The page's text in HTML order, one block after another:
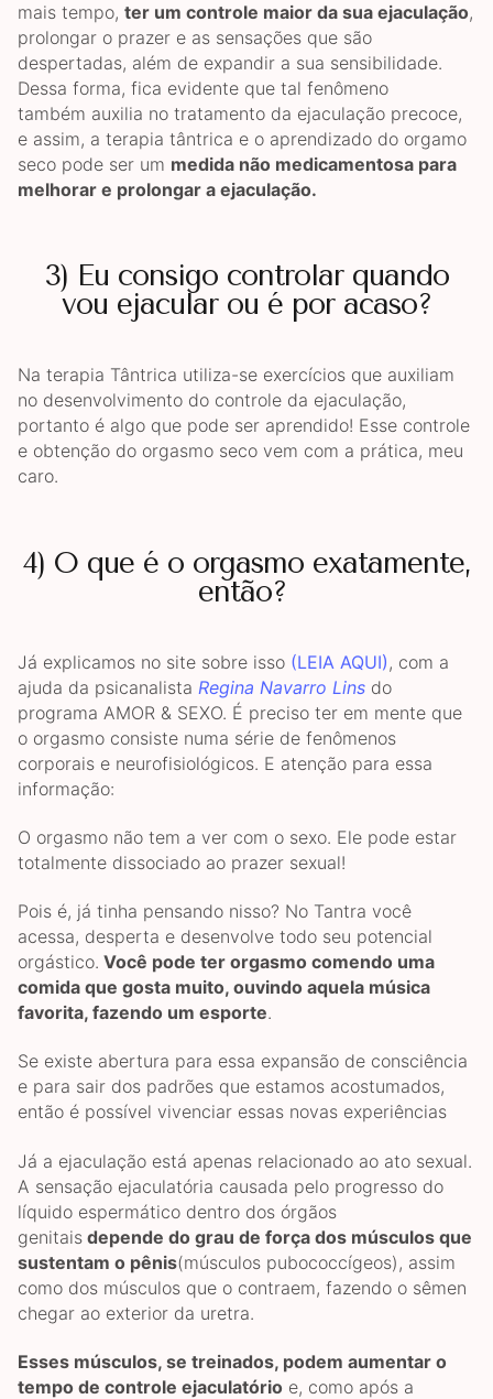
mais tempo, ter um controle maior da sua ejaculação,
prolongar o prazer e as sensações que são
despertadas, além de expandir a sua sensibilidade.
Dessa forma, fica evidente que tal fenômeno
também auxilia no tratamento da ejaculação precoce,
e assim, a terapia tântrica e o aprendizado do orgamo
seco pode ser um medida não medicamentosa para
melhorar e prolongar a ejaculação.
3) Eu consigo controlar quando
vou ejacular ou é por acaso?
Na terapia Tântrica utiliza-se exercícios que auxiliam
no desenvolvimento do controle da ejaculação,
portanto é algo que pode ser aprendido! Esse controle
e obtenção do orgasmo seco vem com a prática, meu
caro.
4) O que é o orgasmo exatamente,
então?
Já explicamos no site sobre isso (LEIA AQUI) , com a
ajuda da psicanalista Regina Navarro Lins do
programa AMOR & SEXO. É preciso ter em mente que
o orgasmo consiste numa série de fenômenos
corporais e neurofisiológicos. E atenção para essa
informação:
O orgasmo não tem a ver com o sexo. Ele pode estar
totalmente dissociado ao prazer sexual!
Pois é, já tinha pensando nisso? No Tantra você
acessa, desperta e desenvolve todo seu potencial
orgástico. Você pode ter orgasmo comendo uma
comida que gosta muito, ouvindo aquela música
favorita, fazendo um esporte.
Se existe abertura para essa expansão de consciência
e para sair dos padrões que estamos acostumados,
então é possível vivenciar essas novas experiências
Já a ejaculação está apenas relacionado ao ato sexual.
A sensação ejaculatória causada pelo progresso do
líquido espermático dentro dos órgãos
genitais depende do grau de força dos músculos que
sustentam o pênis(músculos pubococcígeos), assim
como dos músculos que o contraem, fazendo o sêmen
chegar ao exterior da uretra.
Esses músculos, se treinados, podem aumentar o
tempo de controle ejaculatório e, como após a